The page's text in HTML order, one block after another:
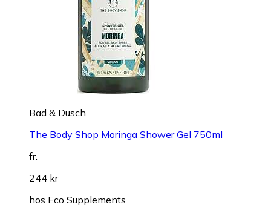
Bad & Dusch
The Body Shop Moringa Shower Gel 750ml
fr.
244 kr
hos Eco Supplements